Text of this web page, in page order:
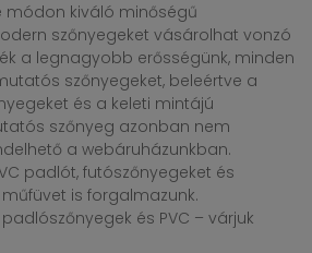
módon kiváló minőségű
szőnyegeket vásárolhat vonzó
a legnagyobb erősségünk, minden
szőnyegeket, beleértve a
és a keleti mintájú
szőnyeg azonban nem
a webáruházunkban.
padlót, futószőnyegeket és
is forgalmazunk.
padlószőnyegek és PVC – várjuk